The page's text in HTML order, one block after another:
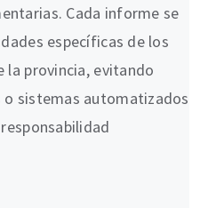
Cada informe se
específicas de los
provincia, evitando
o sistemas automatizados